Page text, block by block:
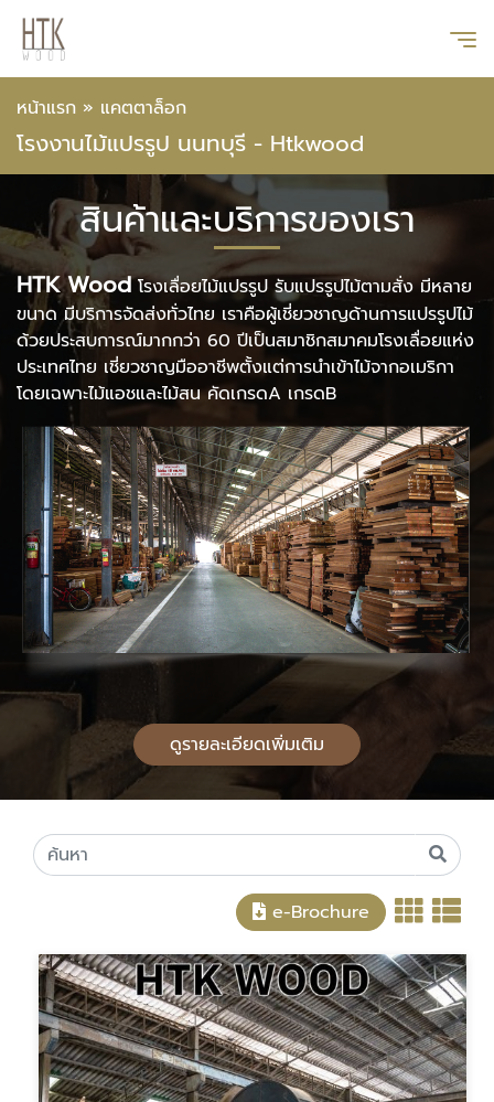
หน้าแรก » แคตตาล็อก
โรงงานไม้แปรรูป นนทบุรี - Htkwood
สินค้าและบริการของเรา
HTK Woodโรงเลื่อยไม้แปรรูป รับแปรรูปไม้ตามสั่ง มีหลาย
ขนาด มีบริการจัดส่งทั่วไทย เราคือผู้เชี่ยวชาญด้านการแปรรูปไม้
ด้วยประสบการณ์มากกว่า 60 ปีเป็นสมาชิกสมาคมโรงเลื่อยแห่ง
ประเทศไทย เชี่ยวชาญมืออาชีพตั้งแต่การนำเข้าไม้จากอเมริกา
โดยเฉพาะไม้แอชและไม้สน คัดเกรดA เกรดB
ดูรายละเอียดเพิ่มเติม
e-Brochure